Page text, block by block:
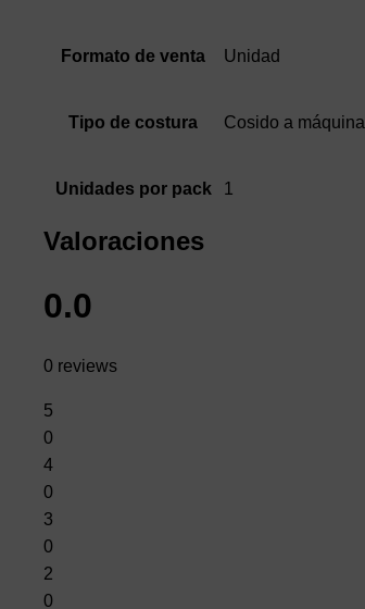
Formato de venta Unidad
Tipo de costura Cosido a máquina
Unidades por pack 1
Valoraciones
0.0
0 reviews
5
0
4
0
3
0
2
0